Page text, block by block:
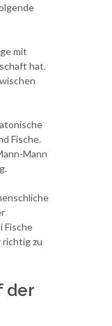
mit
hat.
Fische.
Mann
Fische
zu
der